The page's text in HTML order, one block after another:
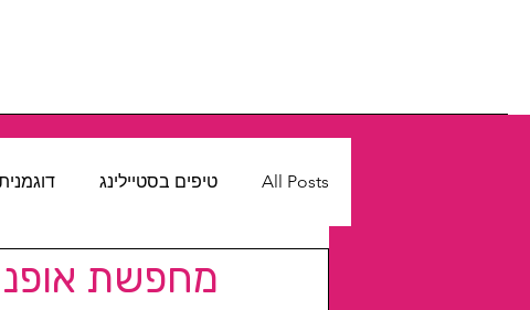
All Posts טיפים בסטיילינג
מחפשת